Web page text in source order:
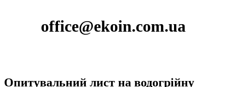
office@ekoin.com.ua
Опитувальний лист на водогрійну